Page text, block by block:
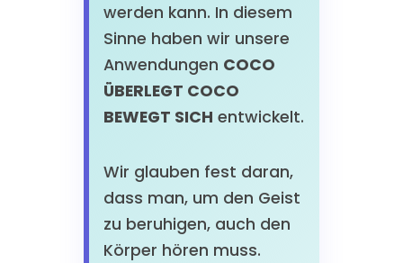
werden kann. In diesem
Sinne haben wir unsere
Anwendungen COCO
ÜBERLEGT COCO
BEWEGT SICH entwickelt.
Wir glauben fest daran,
dass man, um den Geist
zu beruhigen, auch den
Körper hören muss.